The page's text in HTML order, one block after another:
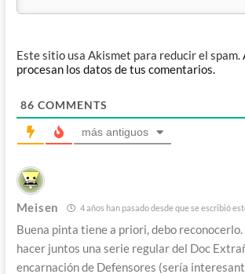
Este sitio usa Akismet para reducir el spam.
procesan los datos de tus comentarios.
86 COMMENTS
más antiguos
Meisen 4 años han pasado desde que se escribió
Buena pinta tiene a priori, debo
hacer juntos una serie regular del Doc
encarnación de Defensores (sería